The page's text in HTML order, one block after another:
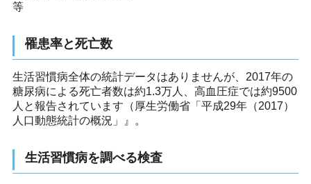
等
罹患率と死亡数
生活習慣病全体の統計データはありませんが、2017年の
糖尿病による死亡者数は約1.3万人、高血圧症では約9500
人と報告されています（厚生労働省「平成29年（2017）
人口動態統計の概況」』。
生活習慣病を調べる検査